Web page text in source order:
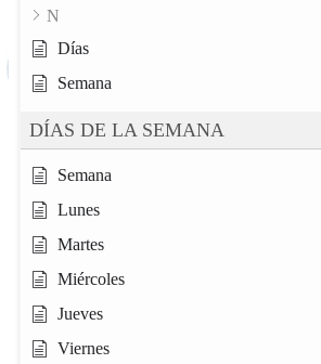
N
Días
Semana
DÍAS DE LA SEMANA
Semana
Lunes
Martes
Miércoles
Jueves
Viernes